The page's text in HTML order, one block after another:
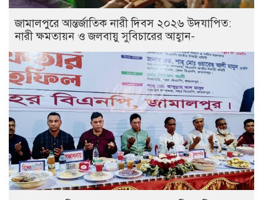
জামালপুরে আন্তর্জাতিক নারী দিবস ২০২৬ উদযাপিত:
নারী ক্ষমতায়ন ও জলবায়ু সুবিচারের আহ্বান-